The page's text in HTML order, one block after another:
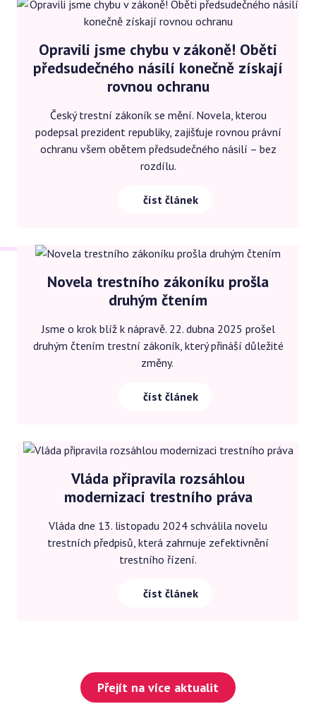
Opravili jsme chybu v zákoně! Oběti
předsudečného násilí konečně získají
rovnou ochranu
Český trestní zákoník se mění. Novela, kterou
podepsal prezident republiky, zajišťuje rovnou právní
ochranu všem obětem předsudečného násilí – bez
rozdílu.
číst článek
Novela trestního zákoníku prošla
druhým čtením
Jsme o krok blíž k nápravě. 22. dubna 2025 prošel
druhým čtením trestní zákoník, který přináší důležité
změny.
číst článek
Vláda připravila rozsáhlou
modernizaci trestního práva
Vláda dne 13. listopadu 2024 schválila novelu
trestních předpisů, která zahrnuje zefektivnění
trestního řízení.
číst článek
Přejít na více aktualit